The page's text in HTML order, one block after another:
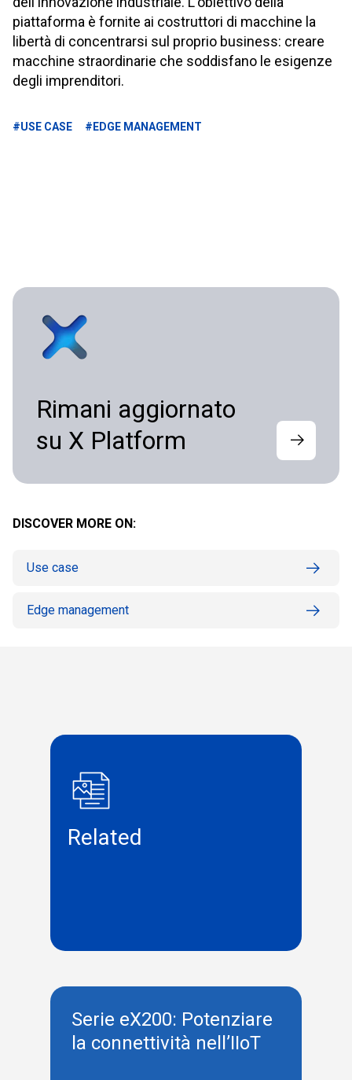
piattaforma è fornite ai costruttori di macchine la
libertà di concentrarsi sul proprio business: creare
macchine straordinarie che soddisfano le esigenze
degli imprenditori.
#USE CASE #EDGE MANAGEMENT
Rimani aggiornato
su X Platform
DISCOVER MORE ON:
Use case
Edge management
Related
Serie eX200: Potenziare
la connettività nell’IIoT